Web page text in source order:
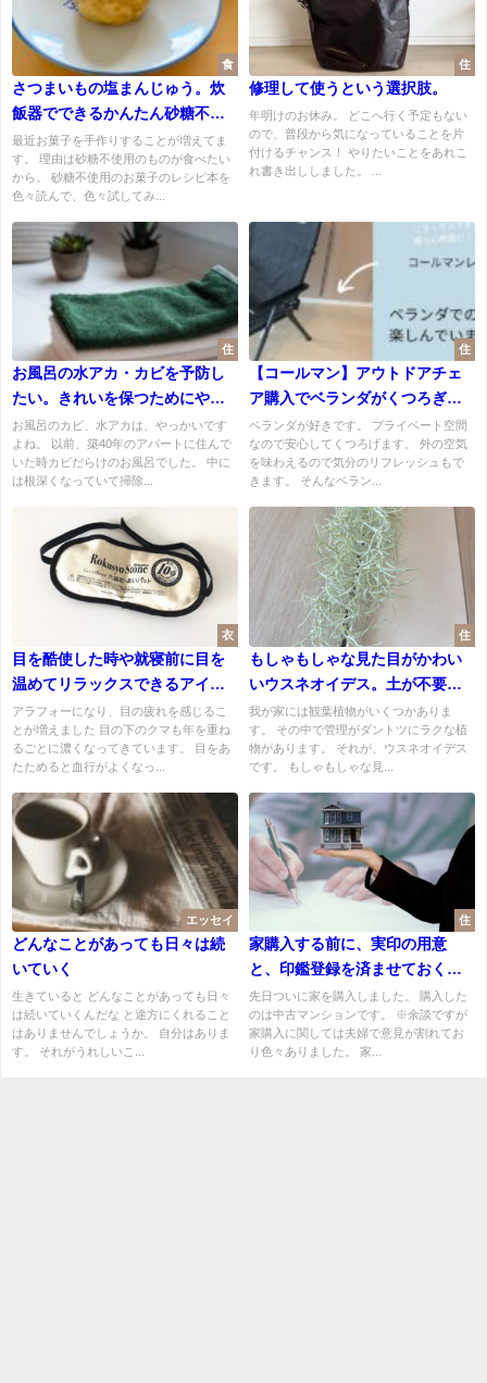
食
さつまいもの塩まんじゅう。炊
飯器でできるかんたん砂糖不使
用のおやつです。
最近お菓子を手作りすることが増えてま
す。 理由は砂糖不使用のものが食べたい
から。 砂糖不使用のお菓子のレシピ本を
色々読んで、色々試してみ...
住
修理して使うという選択肢。
年明けのお休み。 どこへ行く予定もない
ので、普段から気になっていることを片
付けるチャンス！ やりたいことをあれこ
れ書き出ししました。 ...
住
お風呂の水アカ・カビを予防し
たい。きれいを保つためにやれ
ること。
お風呂のカビ、水アカは、やっかいです
よね。 以前、築40年のアパートに住んで
いた時カビだらけのお風呂でした。 中に
は根深くなっていて掃除...
住
【コールマン】アウトドアチェ
ア購入でベランダがくつろぎの
場に。部屋がもうひとつ出来た
気分です。
ベランダが好きです。 プライベート空間
なので安心してくつろげます。 外の空気
を味わえるので気分のリフレッシュもで
きます。 そんなベラン...
衣
目を酷使した時や就寝前に目を
温めてリラックスできるアイテ
ム。六晶石ほっとパッドのアイ
パッド
アラフォーになり、目の疲れを感じるこ
とが増えました 目の下のクマも年を重ね
るごとに濃くなってきています。 目をあ
たためると血行がよくなっ...
住
もしゃもしゃな見た目がかわい
いウスネオイデス。土が不要。
水だけでいい。管理しやすくて
気に入っています。
我が家には観葉植物がいくつかありま
す。 その中で管理がダントツにラクな植
物があります。 それが、ウスネオイデス
です。 もしゃもしゃな見...
エッセイ
どんなことがあっても日々は続
いていく
生きていると どんなことがあっても日々
は続いていくんだな と途方にくれること
はありませんでしょうか。 自分はありま
す。 それがうれしいこ...
住
家購入する前に、実印の用意
と、印鑑登録を済ませておくの
がおすすめ
先日ついに家を購入しました。 購入した
のは中古マンションです。 ※余談ですが
家購入に関しては夫婦で意見が割れてお
り色々ありました。 家...